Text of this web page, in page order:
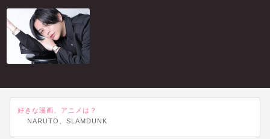
好きな漫画、アニメは？
NARUTO、SLAMDUNK